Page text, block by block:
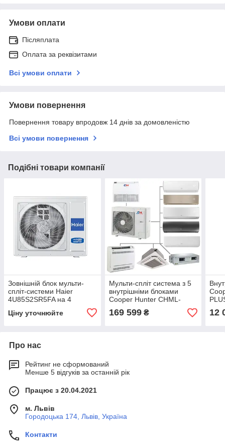
Умови оплати
Післяплата
Оплата за реквізитами
Всі умови оплати
Умови повернення
Повернення товару впродовж 14 днів за домовленістю
Всі умови повернення
Подібні товари компанії
Зовнішній блок мульти-
спліт-системи Haier
4U85S2SR5FA на 4
Ціну уточнюйте
Мульти-спліт система з 5
внутрішніми блоками
Cooper Hunter CHML-
U42RK4 + CH-S09FTXF6
VITAL PLUS x 5 шт.
169 599₴ 12
Про нас
Рейтинг не сформований
Менше 5 відгуків за останній рік
Працює з 20.04.2021
м. Львів
Городоцька 174, Львів, Україна
Контакти